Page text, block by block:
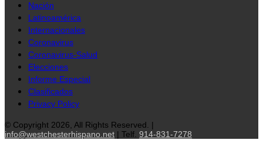
Nación
Latinoamérica
Internacionales
Coronavirus
Coronavirus-Salud
Elecciones
Informe Especial
Clasificados
Privacy Policy
© Copyright 2026, All Rights Reserved. |
info@westchesterhispano.net | Telf. 914-831-7278